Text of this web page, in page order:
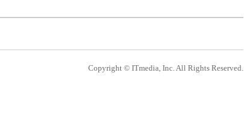
Copyright © ITmedia, Inc. All Rights Reserved.